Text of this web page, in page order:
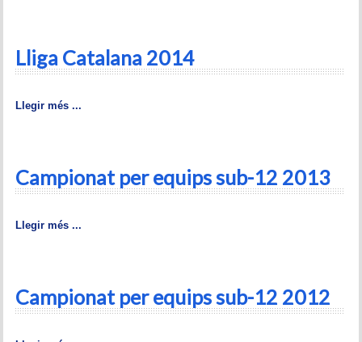
Lliga Catalana 2014
Llegir més ...
Campionat per equips sub-12 2013
Llegir més ...
Campionat per equips sub-12 2012